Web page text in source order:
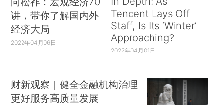
讲，带你了解国内外
经济大局
2022年04月06日
Tencent Lays Off
Staff, Is Its ‘Winter’
Approaching?
2022年04月01日
财新观察｜健全金融机构治理
更好服务高质量发展